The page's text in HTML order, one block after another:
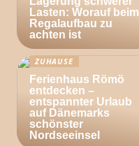
Lasten: Worauf beim
Regalaufbau zu
achten ist
ZUHAUSE
Ferienhaus Römö
entdecken –
entspannter Urlaub
auf Dänemarks
schönster
Nordseeinsel